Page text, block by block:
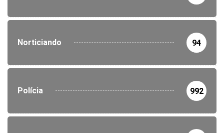
Norticiando 94
Polícia 992